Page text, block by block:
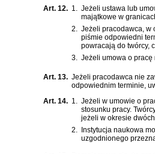
Art. 12. 1.
Jeżeli ustawa lub
majątkowe w
2.
Jeżeli pracodawca, w
piśmie odpowiedni
powracają do twórcy,
3.
Jeżeli umowa o pracę
Art. 13. Jeżeli pracodawca nie
odpowiednim terminie,
Art. 14. 1.
Jeżeli w umowie o
stosunku pracy.
jeżeli w okresie
2.
Instytucja naukowa
uzgodnionego